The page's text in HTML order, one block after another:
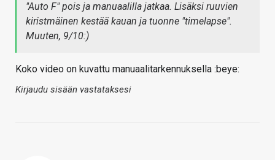
"Auto F" pois ja manuaalilla jatkaa. Lisäksi ruuvien
kiristmäinen kestää kauan ja tuonne "timelapse".
Muuten, 9/10:)
Koko video on kuvattu manuaalitarkennuksella :beye:
Kirjaudu sisään vastataksesi